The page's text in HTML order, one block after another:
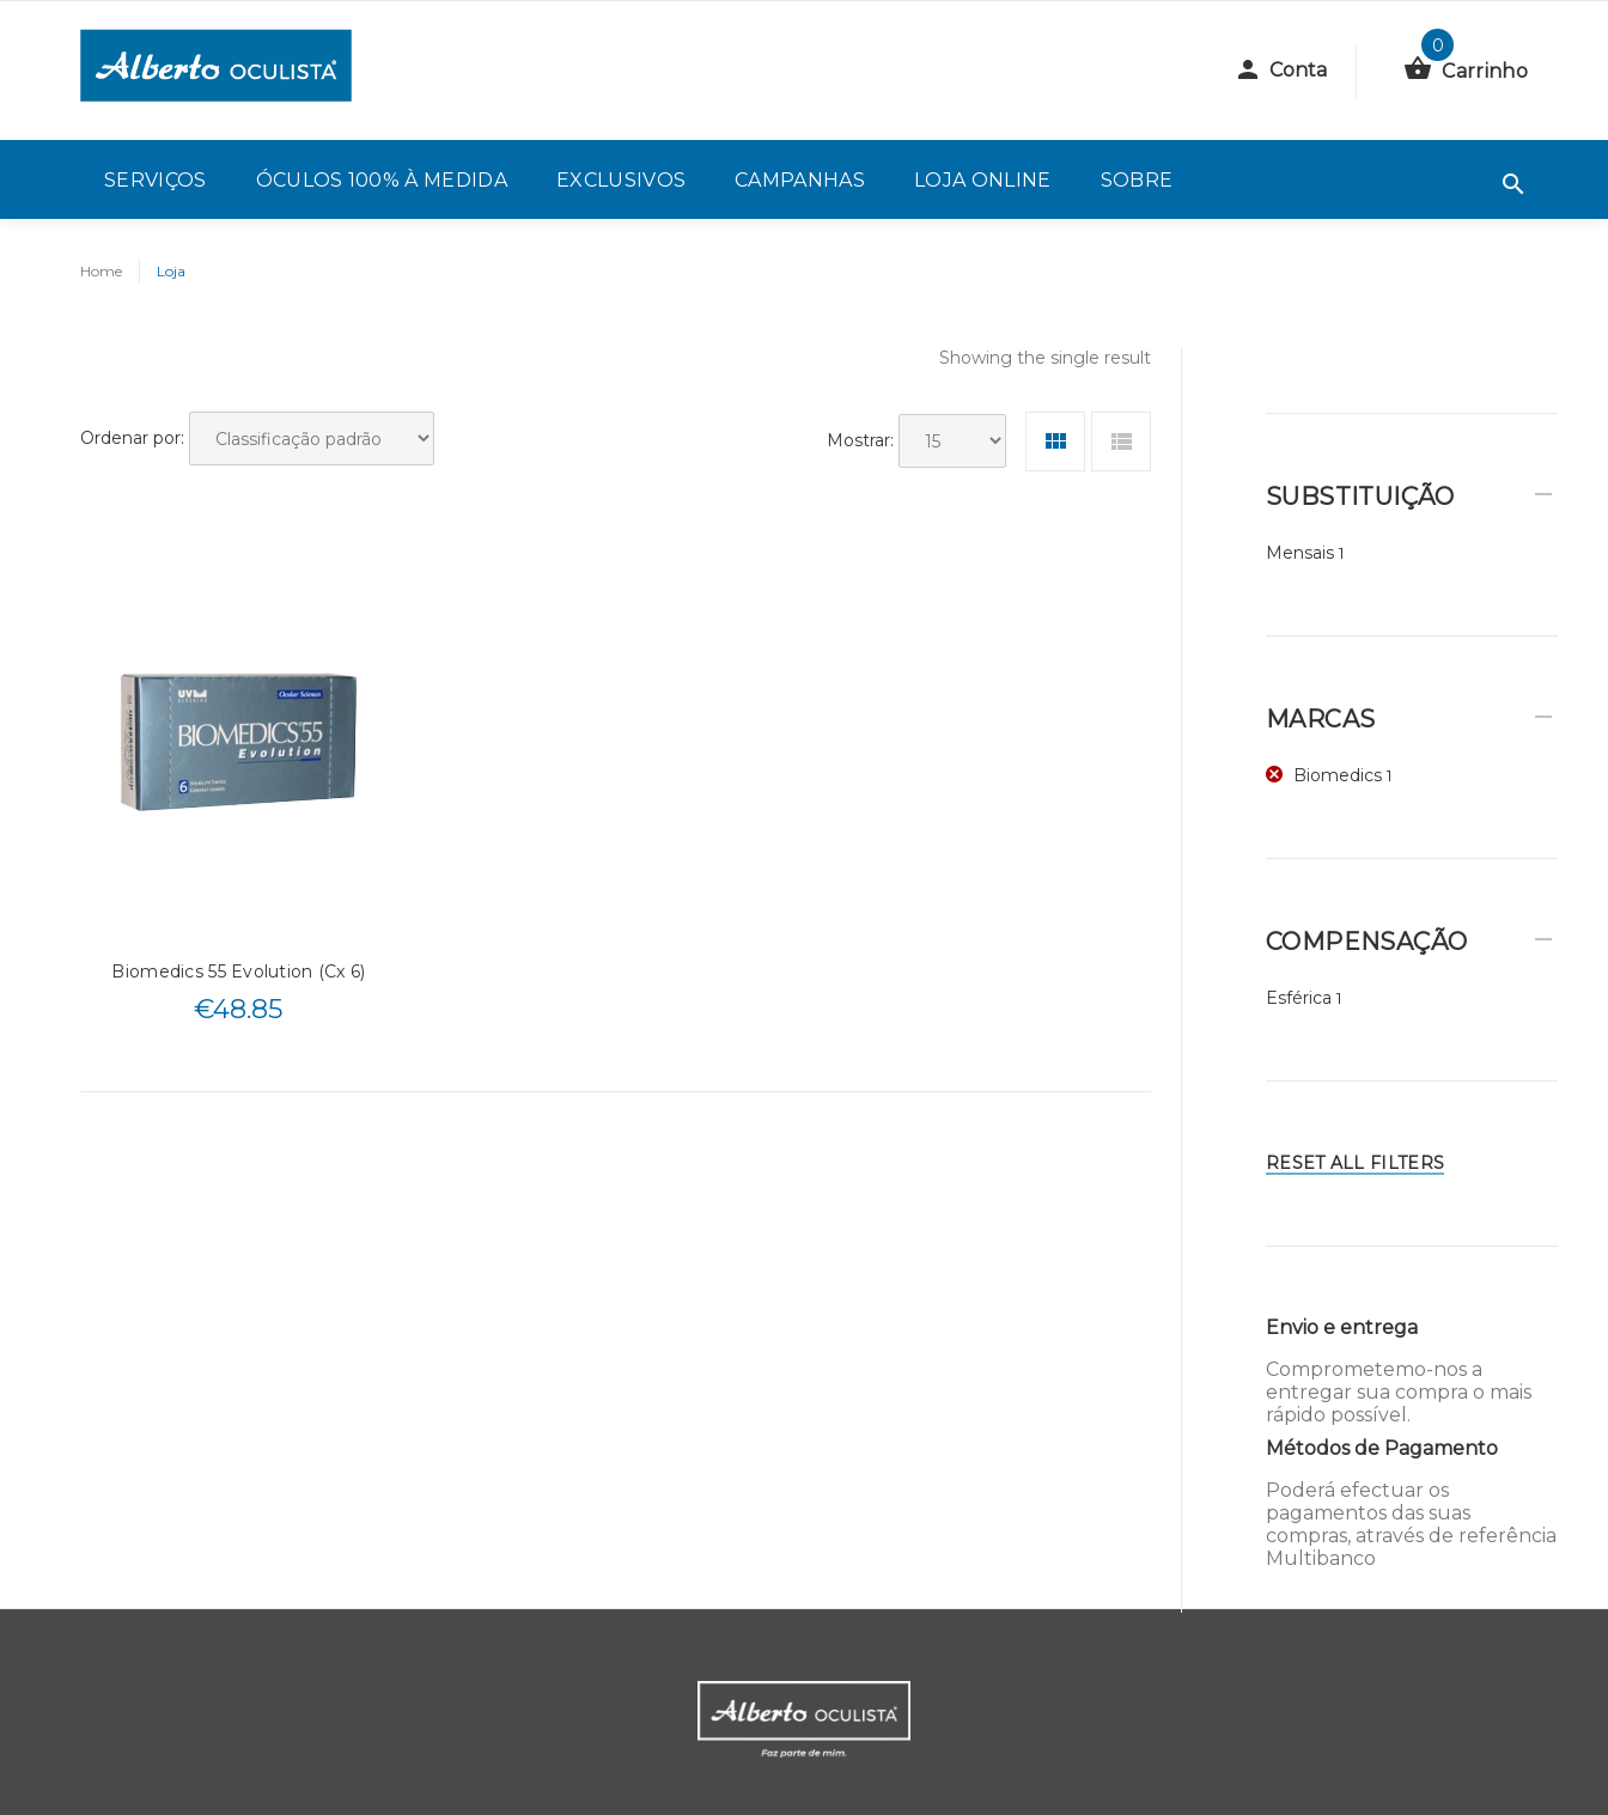
Conta
0
Carrinho
SERVIÇOS ÓCULOS 100% À MEDIDA EXCLUSIVOS CAMPANHAS LOJA ONLINE SOBRE
Home Loja
Showing the single result
Ordenar por: Mostrar:
Biomedics 55 Evolution (Cx 6)
€48.85
SUBSTITUIÇÃO
Mensais 1
MARCAS
Biomedics 1
COMPENSAÇÃO
Esférica 1
RESET ALL FILTERS
Envio e entrega
Comprometemo-nos a
entregar sua compra o mais
rápido possível.
Métodos de Pagamento
Poderá efectuar os
pagamentos das suas
compras, através de referência
Multibanco